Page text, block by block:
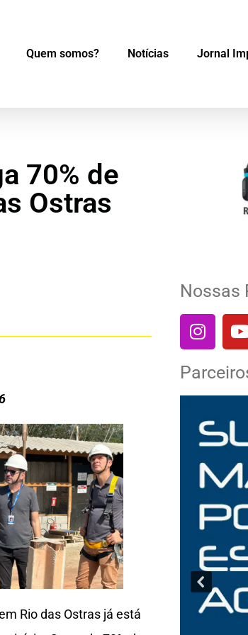
Quem somos? Notícias Jornal
70% de
Ostras
Rio das Ostras já está
Nossas